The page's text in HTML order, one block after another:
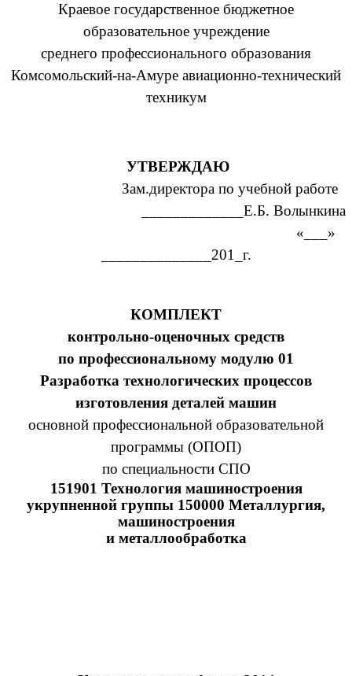
Краевое государственное бюджетное
образовательное учреждение
среднего профессионального образования
Комсомольский-на-Амуре авиационно-технический
техникум
УТВЕРЖДАЮ
Зам.директора по учебной работе
_____________Е.Б. Волынкина
«___»
______________201_г.
КОМПЛЕКТ
контрольно-оценочных средств
по профессиональному модулю 01
Разработка технологических процессов
изготовления деталей машин
основной профессиональной образовательной
программы (ОПОП)
по специальности СПО
151901 Технология машиностроения
укрупненной группы 150000 Металлургия,
машиностроения
и металлообработка